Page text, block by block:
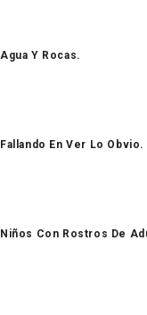
Agua Y Rocas.
Fallando En Ver Lo Obvio.
Niños Con Rostros De